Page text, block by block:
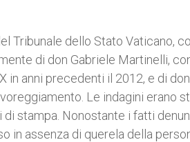
Tribunale dello Stato Vaticano,
di don Gabriele Martinelli,
in anni precedenti il 2012, e di
Le indagini erano
stampa. Nonostante i fatti
in assenza di querela della